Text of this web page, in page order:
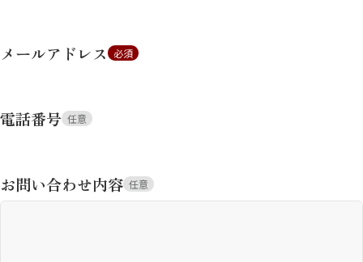
メールアドレス 必須
電話番号 任意
お問い合わせ内容 任意